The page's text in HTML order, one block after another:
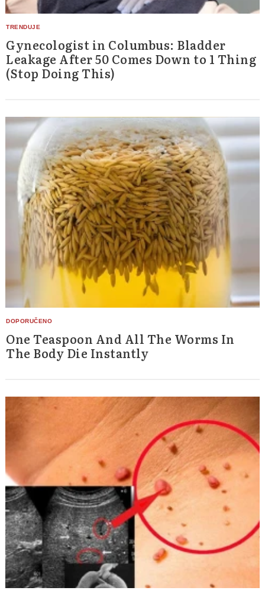
Gynecologist in Columbus: Bladder
Leakage After 50 Comes Down to 1 Thing
(Stop Doing This)
One Teaspoon And All The Worms In
The Body Die Instantly